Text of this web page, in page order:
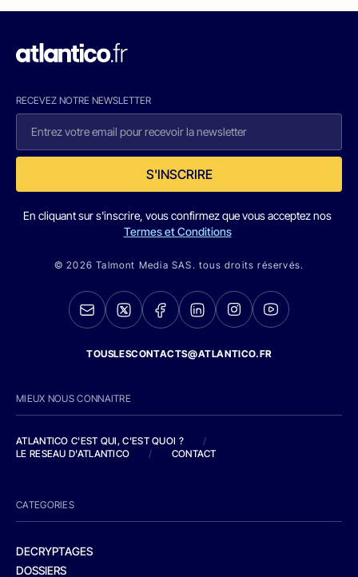
RECEVEZ NOTRE NEWSLETTER
S'INSCRIRE
En cliquant sur s'inscrire, vous confirmez que vous acceptez nos
Termes et Conditions
© 2026 Talmont Media SAS. tous droits réservés.
TOUSLESCONTACTS@ATLANTICO.FR
MIEUX NOUS CONNAITRE
ATLANTICO C'EST QUI, C'EST QUOI ?
/
LE RESEAU D'ATLANTICO
/ CONTACT
CATEGORIES
DECRYPTAGES
DOSSIERS